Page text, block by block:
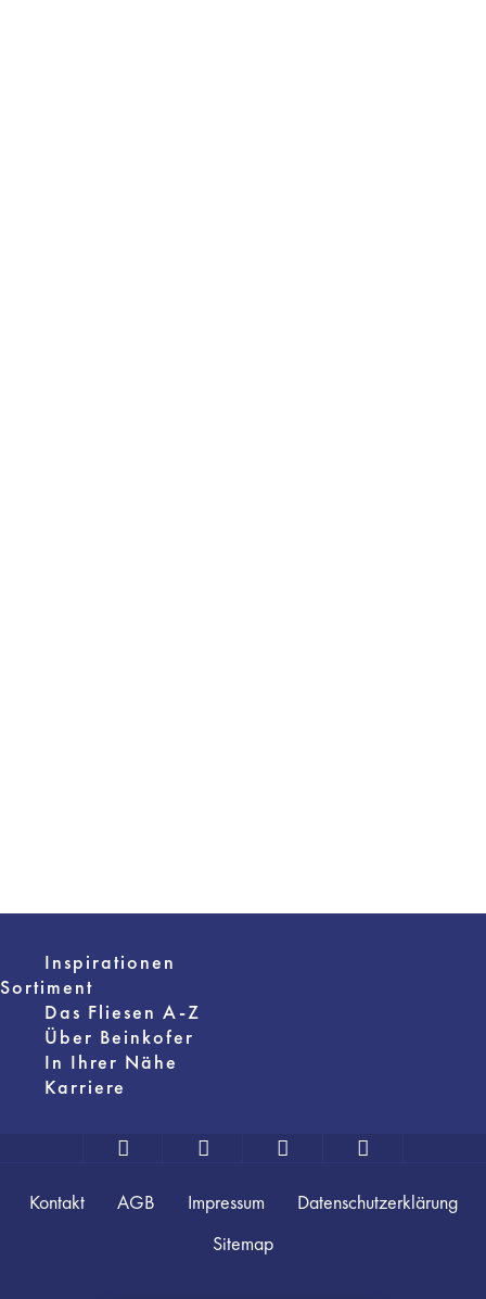
Inspirationen
Sortiment
Das Fliesen A-Z
Über Beinkofer
In Ihrer Nähe
Karriere
Kontakt AGB Impressum
Datenschutzerklärung
Sitemap